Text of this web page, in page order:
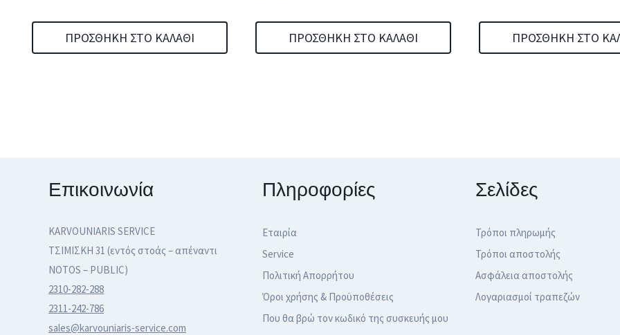
ΠΡΟΣΘΉΚΗ ΣΤΟ ΚΑΛΆΘΙ ΠΡΟΣΘΉΚΗ ΣΤΟ ΚΑΛΆΘΙ ΠΡΟΣΘΉΚΗ ΣΤΟ
Επικοινωνία
KARVOUNIARIS SERVICE
ΤΣΙΜΙΣΚΗ 31 (εντός στοάς – απέναντι
NOTOS – PUBLIC)
2310-282-288
2311-242-786
sales@karvouniaris-service.com
Πληροφορίες
Εταιρία
Service
Πολιτική Απορρήτου
Όροι χρήσης & Προϋποθέσεις
Που θα βρώ τον κωδικό της συσκευής μου
Σελίδες
Τρόποι πληρωμής
Τρόποι αποστολής
Ασφάλεια αποστολής
Λογαριασμοί τραπεζών